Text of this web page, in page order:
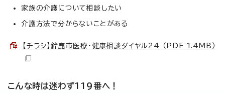
家族の介護について相談したい
介護方法で分からないことがある
【チラシ】鈴鹿市医療・健康相談ダイヤル24 （PDF 1.4MB）
こんな時は迷わず119番へ！